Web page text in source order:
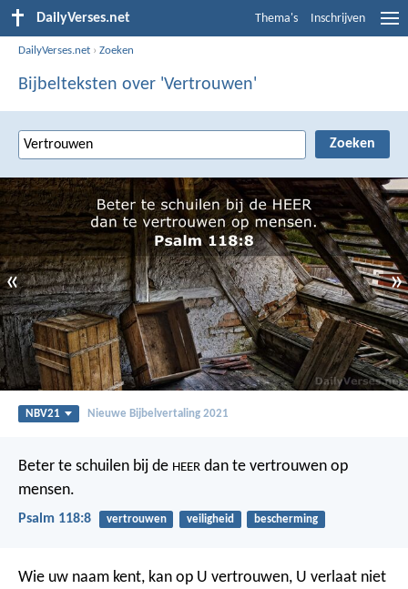
DailyVerses.net Thema's Inschrijven
DailyVerses.net ›Zoeken
Bijbelteksten over 'Vertrouwen'
« »
NBV21 Nieuwe Bijbelvertaling 2021
Beter te schuilen bij de HEER dan te vertrouwen op
mensen.
Psalm 118:8 vertrouwen veiligheid bescherming
Wie uw naam kent, kan op U vertrouwen, U verlaat niet